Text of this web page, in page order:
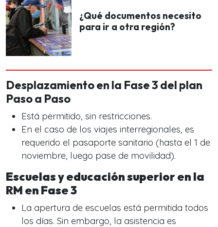
¿Qué documentos necesito
para ir a otra región?
Desplazamiento en la Fase 3 del plan
Paso a Paso
Está permitido, sin restricciones.
En el caso de los viajes interregionales, es
requerido el pasaporte sanitario (hasta el 1 de
noviembre, luego pase de movilidad).
Escuelas y educación superior en la
RM en Fase 3
La apertura de escuelas está permitida todos
los días. Sin embargo, la asistencia es